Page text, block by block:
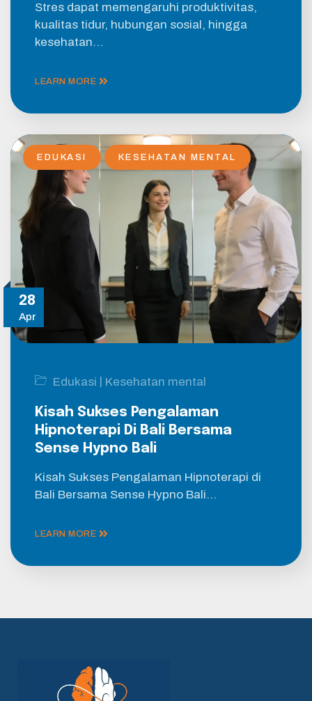
Stres dapat memengaruhi produktivitas,
kualitas tidur, hubungan sosial, hingga
kesehatan…
LEARN MORE
28
Apr
EDUKASI KESEHATAN MENTAL
Edukasi Kesehatan mental
Kisah Sukses Pengalaman
Hipnoterapi Di Bali Bersama
Sense Hypno Bali
Kisah Sukses Pengalaman Hipnoterapi di
Bali Bersama Sense Hypno Bali…
LEARN MORE